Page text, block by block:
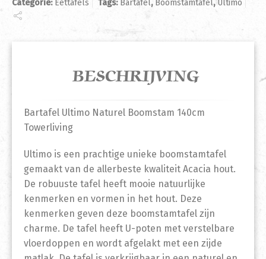
Categorie: Eettafels Tags: Bartafel, Boomstamtafel, Ultimo
BESCHRIJVING
Bartafel Ultimo Naturel Boomstam 140cm
Towerliving
Ultimo is een prachtige unieke boomstamtafel
gemaakt van de allerbeste kwaliteit Acacia hout.
De robuuste tafel heeft mooie natuurlijke
kenmerken en vormen in het hout. Deze
kenmerken geven deze boomstamtafel zijn
charme. De tafel heeft U-poten met verstelbare
vloerdoppen en wordt afgelakt met een zijde